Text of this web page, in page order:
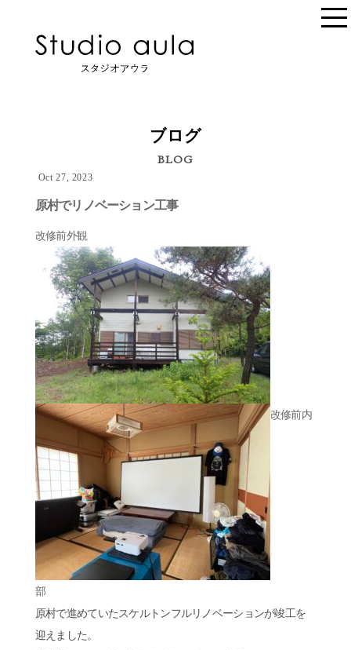
ブログ
BLOG
Oct 27, 2023
原村でリノベーション工事
改修前外観
改修前内
部
原村で進めていたスケルトンフルリノベーションが竣工を
迎えました。